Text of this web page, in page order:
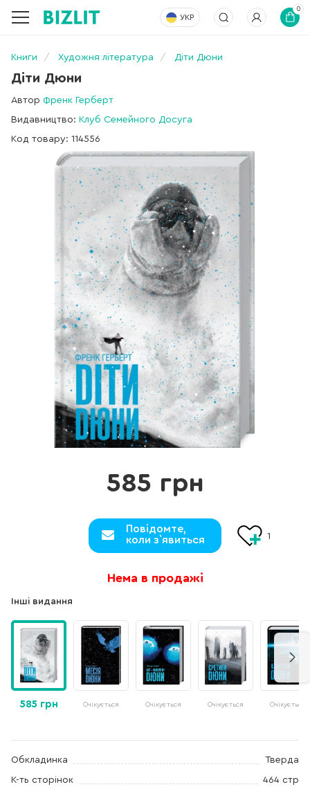
УКР
0
Книги Художня література Діти Дюни
Діти Дюни
Автор Френк Герберт
Видавництво: Клуб Семейного Досуга
Код товару: 114556
Інші видання
585 грн Очікується Очікується Очікується Очікується
585 грн
Повідомте,
коли з`явиться
1
Нема в продажі
Обкладинка Тверда
К-ть сторінок 464 стр